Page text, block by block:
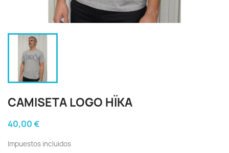
CAMISETA LOGO HÏKA
40,00 €
Impuestos incluidos